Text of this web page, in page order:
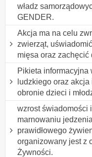
władz
GENDER.
Akcja ma na celu
zwierząt,
mięsa oraz zachęcić
Pikieta informacyjna
ludzkiego oraz
obronie dzieci i
wzrost świadomości
marnowaniu
prawidłowego
organizowany jest z
Żywności.